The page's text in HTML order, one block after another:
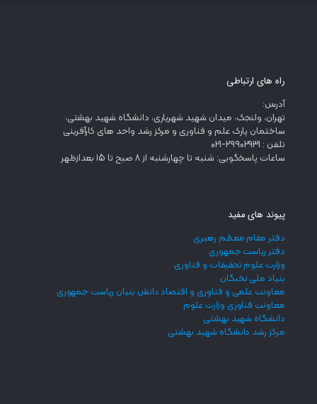
راه های ارتباطی
آدرس:
تهران، ولنجک، میدان شهید شهریاری، دانشگاه شهید بهشتی،
ساختمان پارک علم و فناوری و مرکز رشد واحد های کارآفرینی
تلفن : 29902931-021
ساعات پاسخگویی: شنبه تا چهارشنبه از 8 صبح تا 15 بعدازظهر
پیوند های مفید
دفتر مقام معظم رهبری
دفتر ریاست جمهوری
وزارت علوم تحقیقات و فناوری
بنیاد ملی نخبگان
معاونت علمی و فناوری و اقتصاد دانش بنیان ریاست جمهوری
معاونت فناوری وزارت علوم
دانشگاه شهید بهشتی
مرکز رشد دانشگاه شهید بهشتی